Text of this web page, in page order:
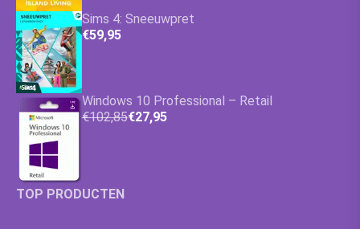
Sims 4: Sneeuwpret
€59,95
Windows 10 Professional – Retail
€102,85€27,95
TOP PRODUCTEN